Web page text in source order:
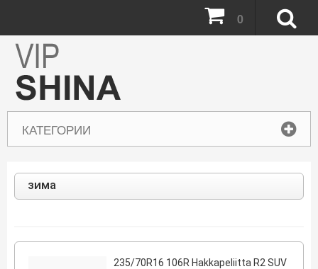
КАТЕГОРИИ
0
зима
235/70R16 106R Hakkapeliitta R2 SUV